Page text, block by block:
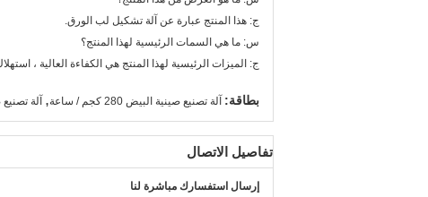
ج: هذا المنتج عبارة عن آلة تشكيل لب الورق.
س: ما هي السمات الرئيسية لهذا المنتج؟
ج: الميزات الرئيسية لهذا المنتج هي الكفاءة العالية ،
بطاقة: آلة تصنيع صينية البيض 280 كجم / ساعة , آلة تصنيع
تفاصيل الاتصال
إرسال استفسارك مباشرة لنا